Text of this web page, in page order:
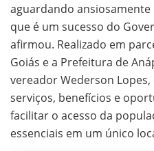
aguardando
que é um sucesso do
afirmou. Realizado em
Goiás e a Prefeitura de
vereador Wederson
serviços, benefícios e
facilitar o acesso da
essenciais em um único